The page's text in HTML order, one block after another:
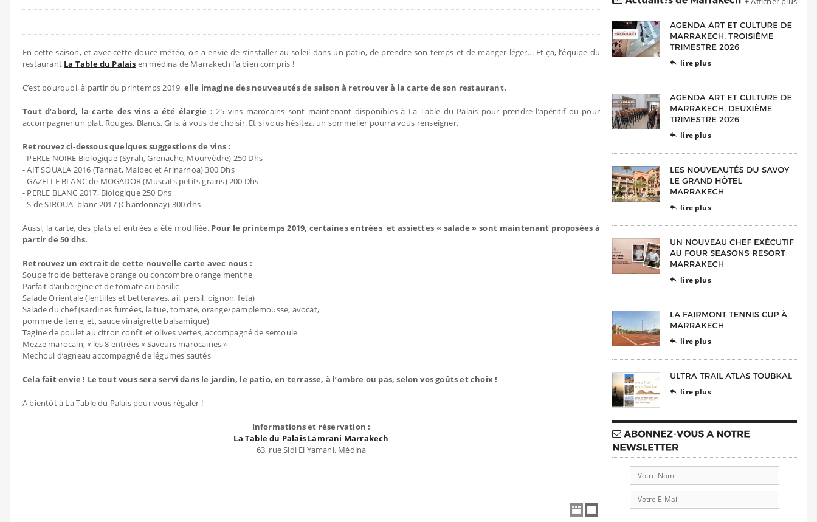
En cette saison, et avec cette douce météo, on a envie de s’installer au soleil dans un patio, de prendre son temps et de manger léger… Et ça, l’équipe du
restaurant La Table du Palais en médina de Marrakech l’a bien compris !
C’est pourquoi, à partir du printemps 2019, elle imagine des nouveautés de saison à retrouver à la carte de son restaurant.
Tout d’abord, la carte des vins a été élargie : 25 vins marocains sont maintenant disponibles à La Table du Palais pour prendre l’apéritif ou pour
accompagner un plat. Rouges, Blancs, Gris, à vous de choisir. Et si vous hésitez, un sommelier pourra vous renseigner.
Retrouvez ci-dessous quelques suggestions de vins :
- PERLE NOIRE Biologique (Syrah, Grenache, Mourvèdre) 250 Dhs
- AIT SOUALA 2016 (Tannat, Malbec et Arinarnoa) 300 Dhs
- GAZELLE BLANC de MOGADOR (Muscats petits grains) 200 Dhs
- PERLE BLANC 2017, Biologique 250 Dhs
- S de SIROUA blanc 2017 (Chardonnay) 300 dhs
Aussi, la carte, des plats et entrées a été modifiée. Pour le printemps 2019, certaines entrées et assiettes « salade » sont maintenant proposées à
partir de 50 dhs.
Retrouvez un extrait de cette nouvelle carte avec nous :
Soupe froide betterave orange ou concombre orange menthe
Parfait d’aubergine et de tomate au basilic
Salade Orientale (lentilles et betteraves, ail, persil, oignon, feta)
Salade du chef (sardines fumées, laitue, tomate, orange/pamplemousse, avocat,
pomme de terre, et, sauce vinaigrette balsamique)
Tagine de poulet au citron confit et olives vertes, accompagné de semoule
Mezze marocain, « les 8 entrées « Saveurs marocaines »
Mechoui d’agneau accompagné de légumes sautés
Cela fait envie ! Le tout vous sera servi dans le jardin, le patio, en terrasse, à l’ombre ou pas, selon vos goûts et choix !
A bientôt à La Table du Palais pour vous régaler !
Informations et réservation :
La Table du Palais Lamrani Marrakech
63, rue Sidi El Yamani, Médina
 lire plus
 lire plus
 lire plus
 lire plus
 lire plus
 lire plus